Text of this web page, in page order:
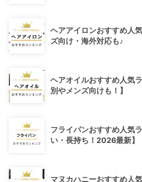
ヘアアイロンおすすめ人
ズ向け・海外対応も♪
ヘアオイルおすすめ人気
別やメンズ向けも！】
フライパンおすすめ人気
い・長持ち！2026最新】
マヌカハニーおすすめ人